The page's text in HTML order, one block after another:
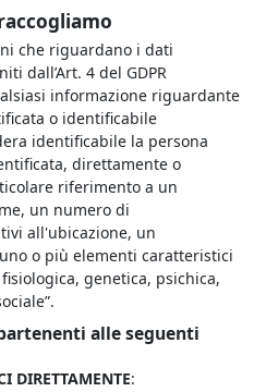
che riguardano i dati
dall’Art. 4 del GDPR
informazione riguardante
o identificabile
identificabile la persona
direttamente o
riferimento a un
un numero di
all'ubicazione, un
o più elementi caratteristici
genetica, psichica,
alle seguenti
DIRETTAMENTE: